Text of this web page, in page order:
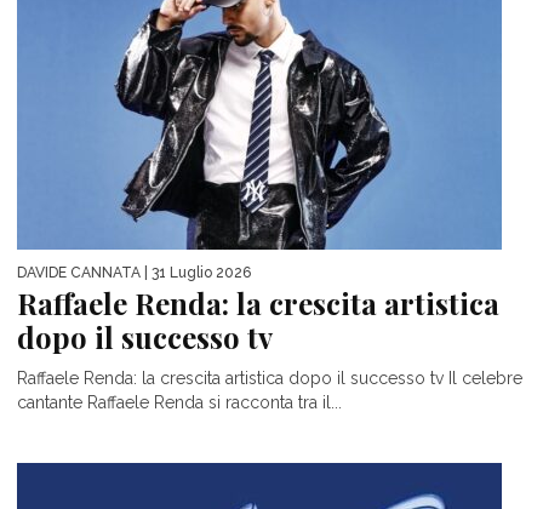
DAVIDE CANNATA | 31 Luglio 2026
Raffaele Renda: la crescita artistica
dopo il successo tv
Raffaele Renda: la crescita artistica dopo il successo tv Il celebre
cantante Raffaele Renda si racconta tra il...